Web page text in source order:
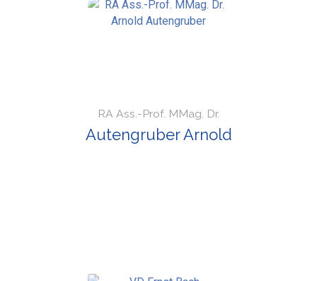
RA Ass.-Prof. MMag. Dr.
Autengruber Arnold